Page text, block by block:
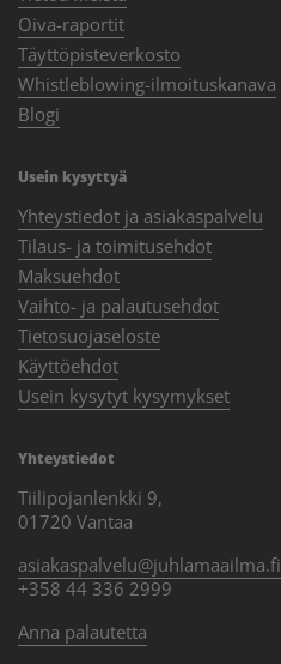
Oiva-raportit
Täyttöpisteverkosto
Whistleblowing-ilmoituskanava
Blogi
Usein kysyttyä
Yhteystiedot ja asiakaspalvelu
Tilaus- ja toimitusehdot
Maksuehdot
Vaihto- ja palautusehdot
Tietosuojaseloste
Käyttöehdot
Usein kysytyt kysymykset
Yhteystiedot
Tiilipojanlenkki 9,
01720 Vantaa
asiakaspalvelu@juhlamaailma.fi
+358 44 336 2999
Anna palautetta